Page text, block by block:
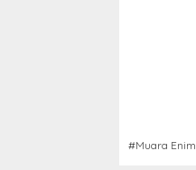
#Muara Enim